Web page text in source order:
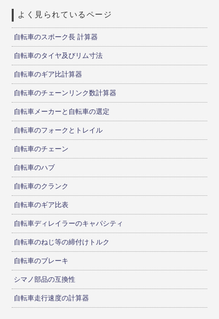
よく見られているページ
自転車のスポーク長 計算器
自転車のタイヤ及びリム寸法
自転車のギア比計算器
自転車のチェーンリンク数計算器
自転車メーカーと自転車の選定
自転車のフォークとトレイル
自転車のチェーン
自転車のハブ
自転車のクランク
自転車のギア比表
自転車ディレイラーのキャパシティ
自転車のねじ等の締付けトルク
自転車のブレーキ
シマノ部品の互換性
自転車走行速度の計算器